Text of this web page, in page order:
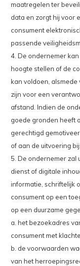
maatregelen ter
data en zorgt hij voor
consument
passende
4. De ondernemer
hoogte stellen of de
kan voldoen,
zijn voor een
afstand. Indien de
goede gronden heeft
gerechtigd
of aan de uitvoering
5. De ondernemer zal
dienst of digitale
informatie, schriftelijk
consument op een
op een duurzame
a. het bezoekadres
consument met
b. de voorwaarden
van het